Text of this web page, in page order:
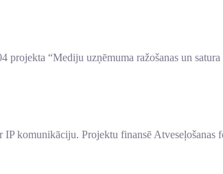
“Mediju uzņēmuma ražošanas un
komunikāciju. Projektu finansē Atveseļošanas